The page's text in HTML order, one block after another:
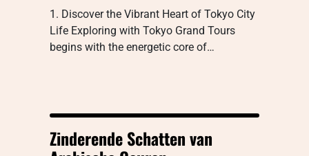
1. Discover the Vibrant Heart of Tokyo City
Life Exploring with Tokyo Grand Tours
begins with the energetic core of…
Zinderende Schatten van